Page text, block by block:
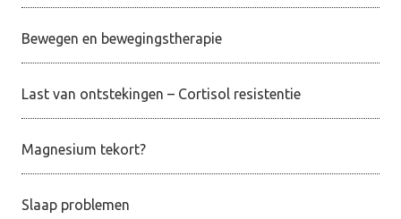
Bewegen en bewegingstherapie
Last van ontstekingen – Cortisol resistentie
Magnesium tekort?
Slaap problemen